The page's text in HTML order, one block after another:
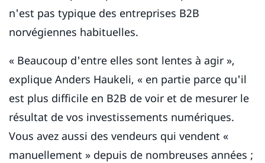
n'est pas typique des entreprises B2B
norvégiennes habituelles.
« Beaucoup d'entre elles sont lentes à agir »,
explique Anders Haukeli, « en partie parce qu'il
est plus difficile en B2B de voir et de mesurer le
résultat de vos investissements numériques.
Vous avez aussi des vendeurs qui vendent «
manuellement » depuis de nombreuses années ;